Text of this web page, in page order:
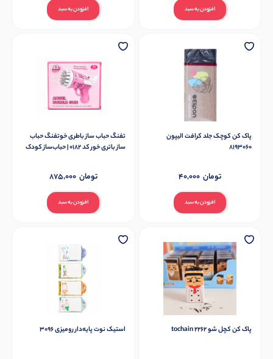
افزودن به سبد افزودن به سبد
پاک کن کوچک جلد کرافت الیپون
8193060
افزودن به سبد
40,000 تومان
تفنگ حباب ساز باطری خوتفنگ حباب
ساز باتری خور کد 0182 | حباب‌ساز کودک
افزودن به سبد
875,000 تومان
پاک کن کچل شو tochain 2262 استیک نوت پایه‌دار رومیزی 3096